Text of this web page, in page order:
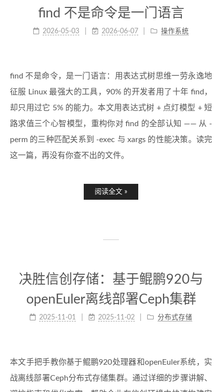
find 不是命令是一门语言
2026-05-03 2026-06-07 操作系统
find 不是命令，是一门语言：用表达式树思维一劳永逸地
征服 Linux 最强大的工具，90% 的开发者用了十年 find，
却只用过它 5% 的能力。本文用表达式树 + 点灯模型 + 短
路求值三个心智模型，重构你对 find 的全部认知 —— 从 -
perm 的三种匹配关系到 -exec 与 xargs 的性能决策。读完
这一篇，再没有你查不出的文件。
阅读全文 »
决胜信创存储：基于鲲鹏920与
openEuler离线部署Ceph集群
2025-11-01 2025-11-02 分布式存储
本文手把手教你基于鲲鹏920处理器和openEuler系统，实
战离线部署Ceph分布式存储集群。通过详细的步骤讲解、